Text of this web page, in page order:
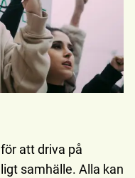
att driva på
samhälle. Alla kan